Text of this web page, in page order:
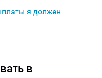
я должен
в